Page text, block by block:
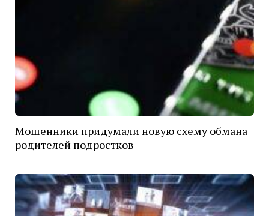
Мошенники придумали новую схему обмана
родителей подростков